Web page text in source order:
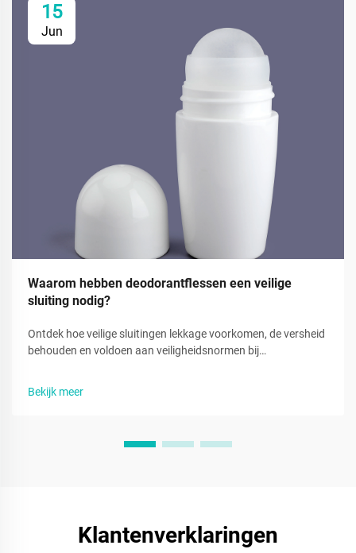
15
Jun
Waarom hebben deodorantflessen een veilige
sluiting nodig?
Ontdek hoe veilige sluitingen lekkage voorkomen, de versheid
behouden en voldoen aan veiligheidsnormen bij
het vertrouwen van consumenten. Meer informatie.
Bekijk meer
Klantenverklaringen